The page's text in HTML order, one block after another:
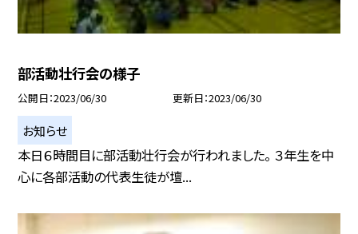
部活動壮行会の様子
公開日 2023/06/30 更新日 2023/06/30
お知らせ
本日６時間目に部活動壮行会が行われました。 ３年生を中
心に各部活動の代表生徒が壇...